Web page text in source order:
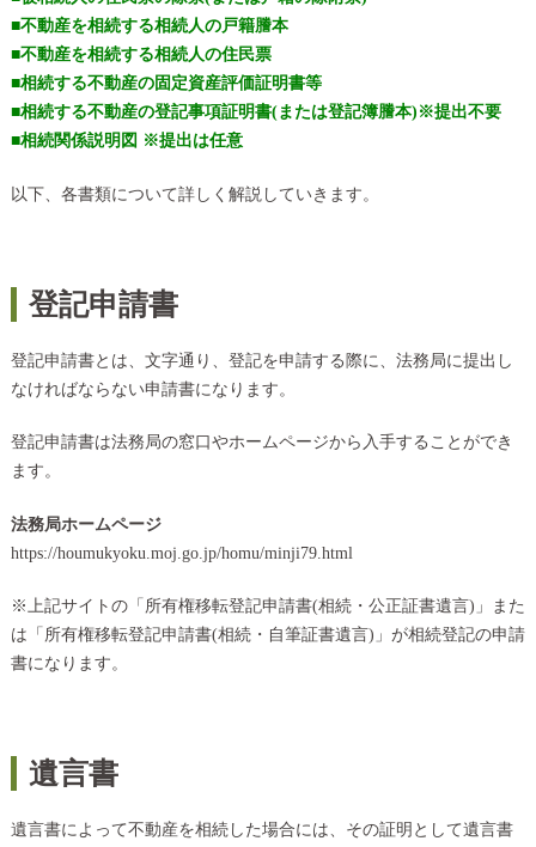
■不動産を相続する相続人の戸籍謄本
■不動産を相続する相続人の住民票
■相続する不動産の固定資産評価証明書等
■相続する不動産の登記事項証明書(または登記簿謄本)※提出不要
■相続関係説明図 ※提出は任意
以下、各書類について詳しく解説していきます。
登記申請書
登記申請書とは、文字通り、登記を申請する際に、法務局に提出し
なければならない申請書になります。
登記申請書は法務局の窓口やホームページから入手することができ
ます。
法務局ホームページ
https://houmukyoku.moj.go.jp/homu/minji79.html
※上記サイトの「所有権移転登記申請書(相続・公正証書遺言)」また
は「所有権移転登記申請書(相続・自筆証書遺言)」が相続登記の申請
書になります。
遺言書
遺言書によって不動産を相続した場合には、その証明として遺言書